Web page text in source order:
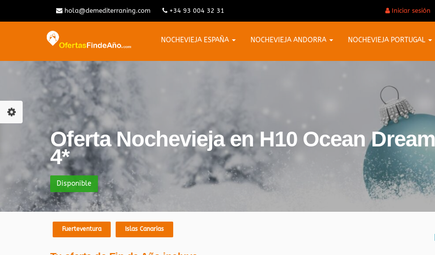
hola@demediterraning.com +34 93 004 32 31 Iniciar sesión
NOCHEVIEJA ESPAÑA NOCHEVIEJA ANDORRA NOCHEVIEJA PORTUGAL
Oferta Nochevieja en H10 Ocean
4*
Disponible
Fuerteventura Islas Canarias